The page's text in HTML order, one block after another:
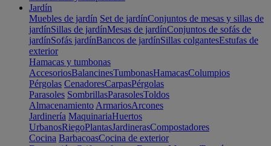
Jardín
Muebles de jardín Set de jardínConjuntos de mesas y sillas de
jardínSillas de jardínMesas de jardínConjuntos de sofás de
jardínSofás jardínBancos de jardínSillas colgantesEstufas de
exterior
Hamacas y tumbonas
AccesoriosBalancinesTumbonasHamacasColumpios
Pérgolas CenadoresCarpasPérgolas
Parasoles SombrillasParasolesToldos
Almacenamiento ArmariosArcones
Jardinería MaquinariaHuertos
UrbanosRiegoPlantasJardinerasCompostadores
Cocina BarbacoasCocina de exterior